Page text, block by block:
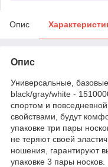
Опис
Опис
Универсальные,
black/gray/white -
спортом и
свойствами, будут
упаковке три пары
не теряют своей
ношения, гарантируют
упаковке 3 пары носков.